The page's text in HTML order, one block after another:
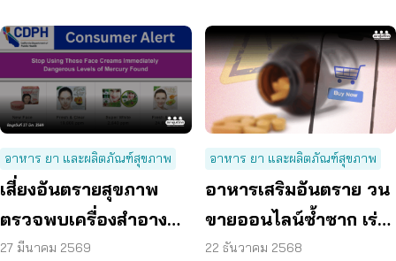
อาหาร ยา และผลิตภัณฑ์สุขภาพ
เสี่ยงอันตรายสุขภาพ
ตรวจพบเครื่องสำอาง
ไทย ปนเปื้อนปรอท
27 มีนาคม 2569
อาหาร ยา และผลิตภัณฑ์สุขภาพ
อาหารเสริมอันตราย วน
ขายออนไลน์ซ้ำซาก เร่ง
ดัน พ.ร.บ.อาหารแก้เกม
22 ธันวาคม 2568